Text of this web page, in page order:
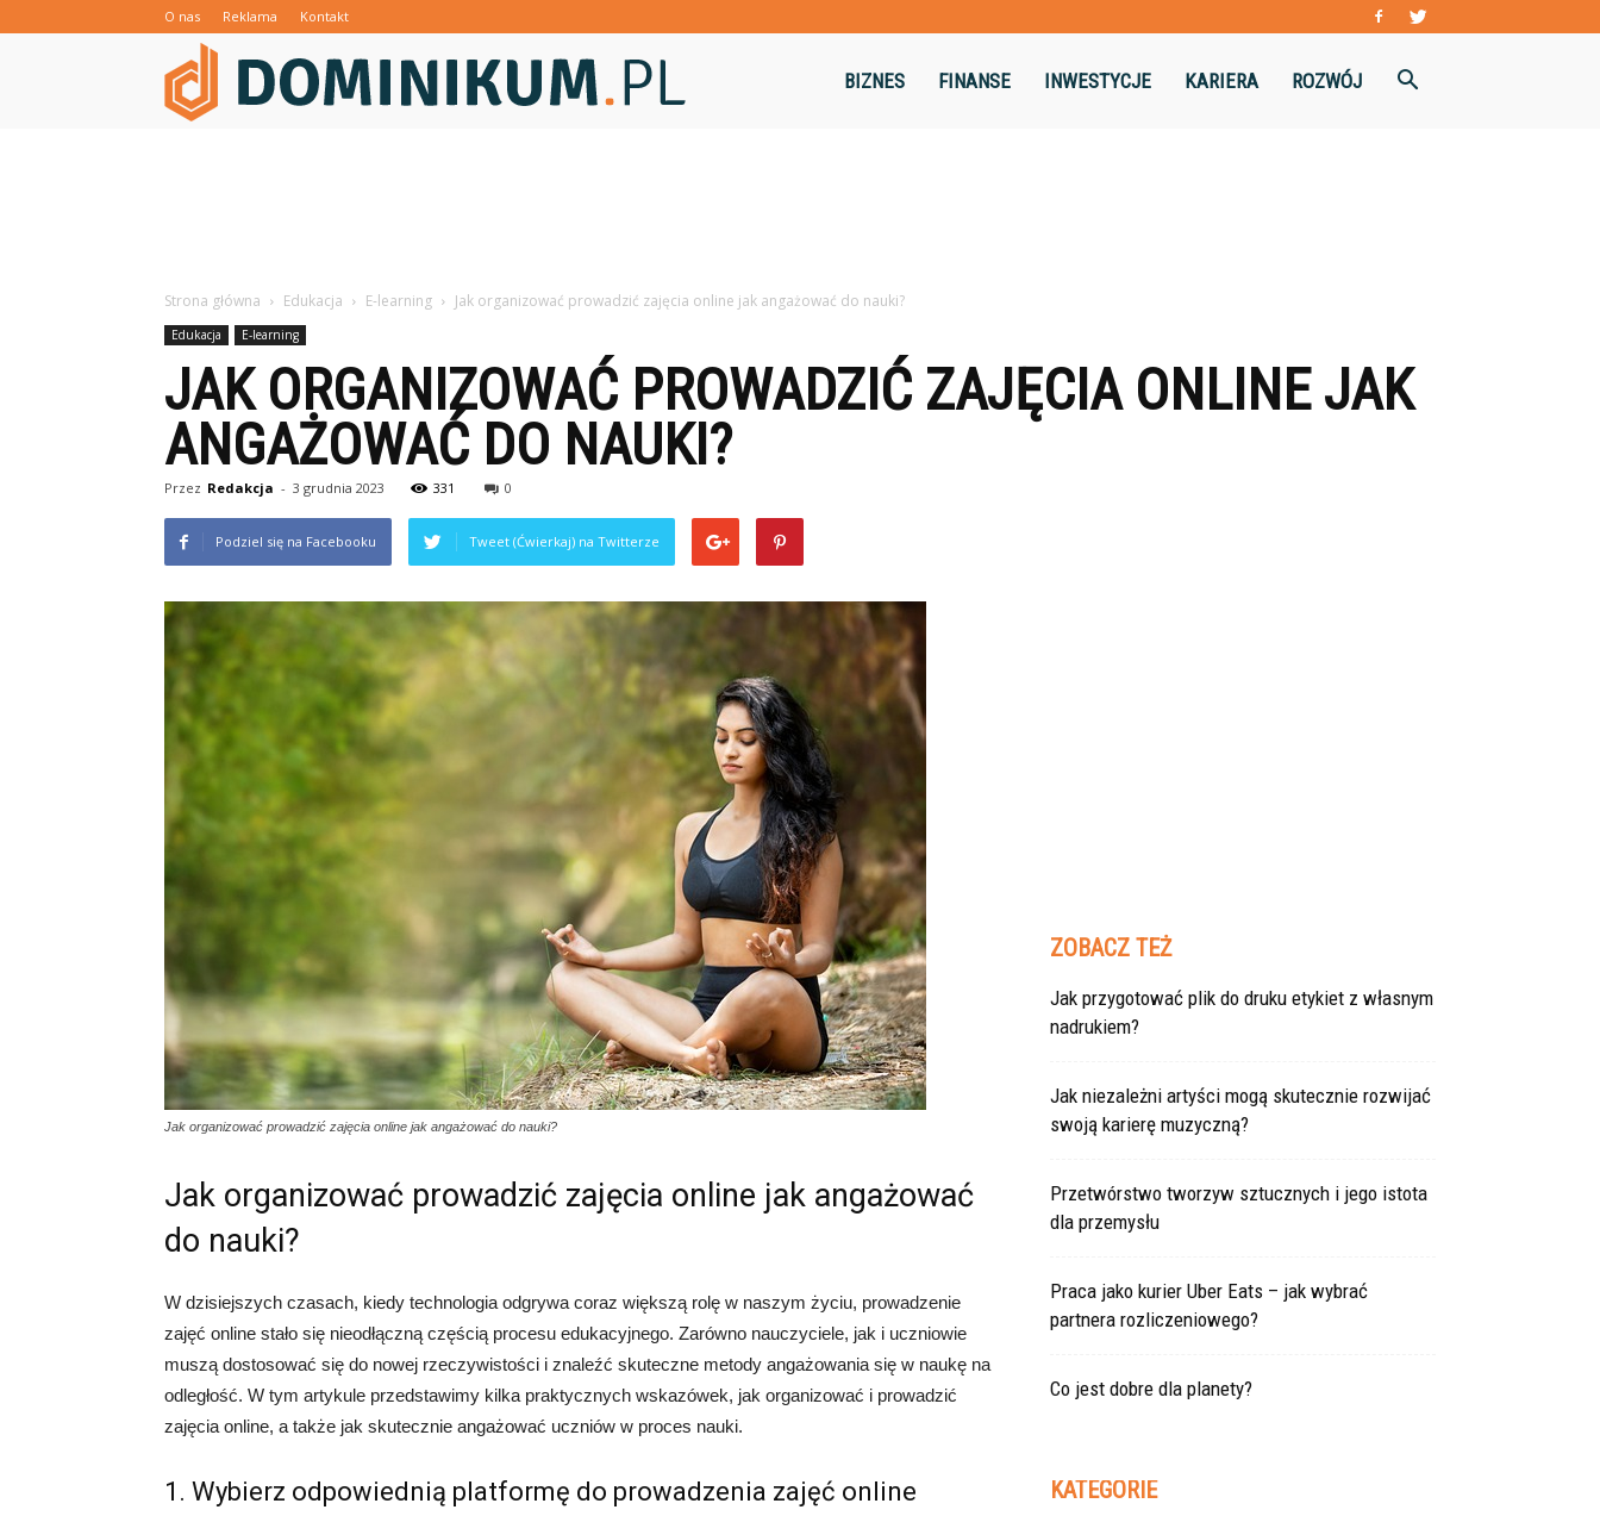
O nas Reklama Kontakt
BIZNES FINANSE INWESTYCJE KARIERA ROZWÓJ
Strona główna Edukacja E-learning Jak organizować prowadzić zajęcia online jak angażować do nauki?
Edukacja E-learning
JAK ORGANIZOWAĆ PROWADZIĆ ZAJĘCIA ONLINE JAK
ANGAŻOWAĆ DO NAUKI?
Przez Redakcja - 3 grudnia 2023 331 0
Podziel się na Facebooku Tweet (Ćwierkaj) na Twitterze
Jak organizować prowadzić zajęcia online jak angażować do nauki?
Jak organizować prowadzić zajęcia online jak angażować
do nauki?
W dzisiejszych czasach, kiedy technologia odgrywa coraz większą rolę w naszym życiu, prowadzenie
zajęć online stało się nieodłączną częścią procesu edukacyjnego. Zarówno nauczyciele, jak i uczniowie
muszą dostosować się do nowej rzeczywistości i znaleźć skuteczne metody angażowania się w naukę na
odległość. W tym artykule przedstawimy kilka praktycznych wskazówek, jak organizować i prowadzić
zajęcia online, a także jak skutecznie angażować uczniów w proces nauki.
1. Wybierz odpowiednią platformę do prowadzenia zajęć online
ZOBACZ TEŻ
Jak przygotować plik do druku etykiet z własnym
nadrukiem?
Jak niezależni artyści mogą skutecznie rozwijać
swoją karierę muzyczną?
Przetwórstwo tworzyw sztucznych i jego istota
dla przemysłu
Praca jako kurier Uber Eats – jak wybrać
partnera rozliczeniowego?
Co jest dobre dla planety?
KATEGORIE